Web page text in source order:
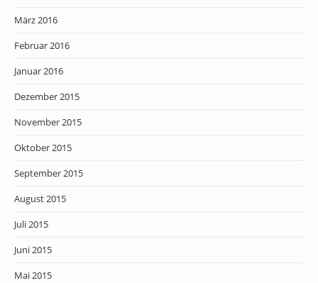
März 2016
Februar 2016
Januar 2016
Dezember 2015
November 2015
Oktober 2015
September 2015
August 2015
Juli 2015
Juni 2015
Mai 2015